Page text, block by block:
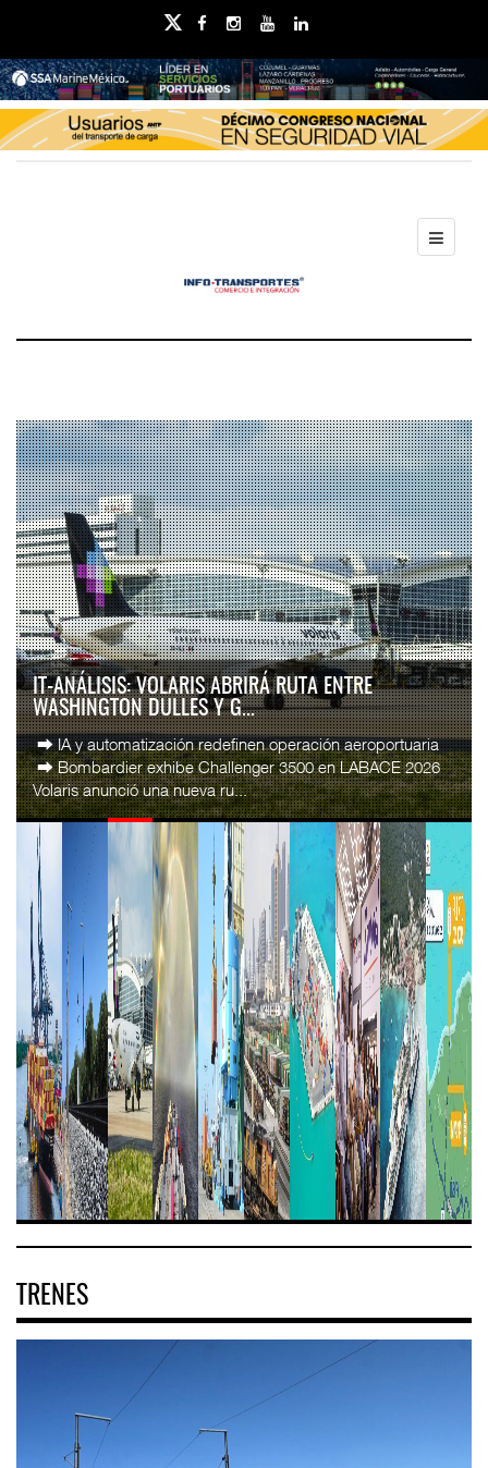
IT-ANÁLISIS: VOLARIS ABRIRÁ RUTA ENTRE
WASHINGTON DULLES Y G...
⮕ IA y automatización redefinen operación aeroportuaria
⮕ Bombardier exhibe Challenger 3500 en LABACE 2026
Volaris anunció una nueva ru...
TRENES